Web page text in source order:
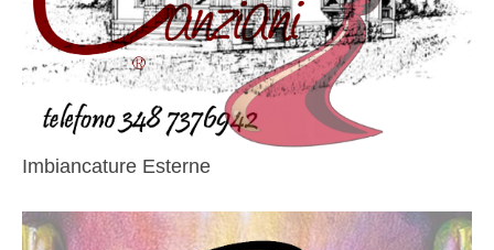
Imbiancature Esterne